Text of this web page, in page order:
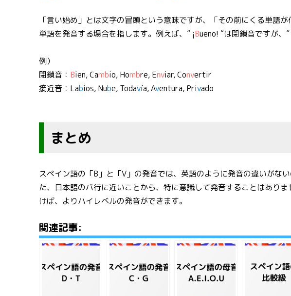
「言い始め」とは文字の冒頭という意味ですが、「その前にくる単語
単語を発音する場合を指します。例えば、” ¡Bueno! “は閉鎖音ですが、”
例）
閉鎖音： Bien, Cambio, Hombre, Enviar, Convertir
接近音：Labios, Nube, Todavía, Aventura, Privado
まとめ
スペイン語の「B」と「V」の発音では、英語のように発音の違いがな
た、日本語のバ行に近いことから、特に意識して発音することはあり
けば、よりハイレベルの発音ができます。
関連記事: